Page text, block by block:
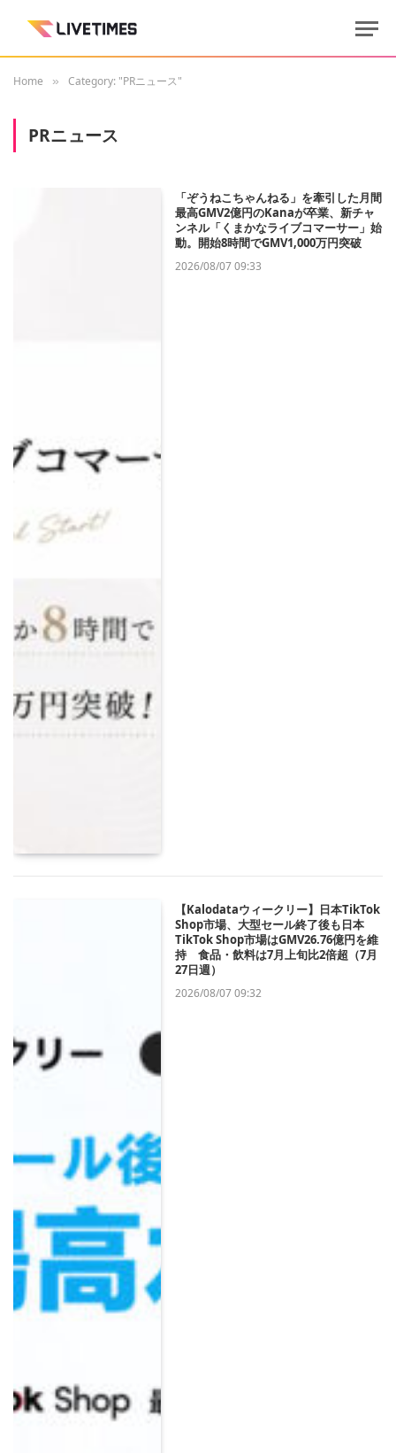
Home » Category: "PRニュース"
PRニュース
「ぞうねこちゃんねる」を牽引した月間
最高GMV2億円のKanaが卒業、新チャ
ンネル「くまかなライブコマーサー」始
動。開始8時間でGMV1,000万円突破
2026/08/07 09:33
【Kalodataウィークリー】日本TikTok
Shop市場、大型セール終了後も日本
TikTok Shop市場はGMV26.76億円を維
持 食品・飲料は7月上旬比2倍超（7月
27日週）
2026/08/07 09:32